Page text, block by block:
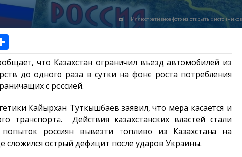
Иллюстративное фото из открытых источников
что Казахстан ограничил въезд автомобилей из
до одного раза в сутки на фоне роста потребления
с россией.
Кайырхан Туткышбаев заявил, что мера касается и
транспорта. Действия казахстанских властей стали
россиян вывезти топливо из Казахстана на
сложился острый дефицит после ударов Украины.